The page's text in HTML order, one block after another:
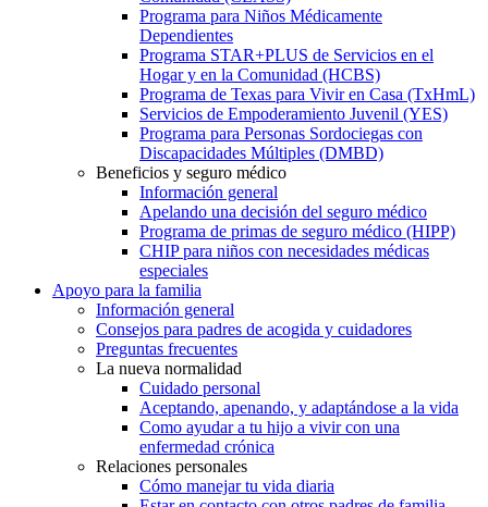
Programa para Niños Médicamente
Dependientes
Programa STAR+PLUS de Servicios en el
Hogar y en la Comunidad (HCBS)
Programa de Texas para Vivir en Casa (TxHmL)
Servicios de Empoderamiento Juvenil (YES)
Programa para Personas Sordociegas con
Discapacidades Múltiples (DMBD)
Beneficios y seguro médico
Información general
Apelando una decisión del seguro médico
Programa de primas de seguro médico (HIPP)
CHIP para niños con necesidades médicas
especiales
Apoyo para la familia
Información general
Consejos para padres de acogida y cuidadores
Preguntas frecuentes
La nueva normalidad
Cuidado personal
Aceptando, apenando, y adaptándose a la vida
Como ayudar a tu hijo a vivir con una
enfermedad crónica
Relaciones personales
Cómo manejar tu vida diaria